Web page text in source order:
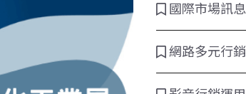
國際市場訊息
網路多元行銷